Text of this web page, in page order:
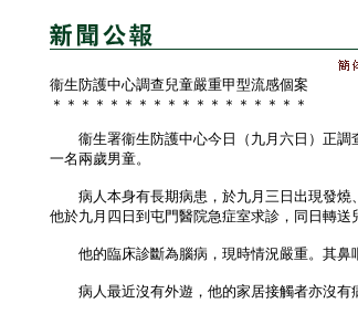
衞生防護中心調查兒童嚴重甲型流感個案
＊＊＊＊＊＊＊＊＊＊＊＊＊＊＊＊＊＊
衞生署衞生防護中心今日（九月六日）正調
一名兩歲男童。
病人本身有長期病患，於九月三日出現發燒
他於九月四日到屯門醫院急症室求診，同日轉送
他的臨床診斷為腦病，現時情況嚴重。其鼻
病人最近沒有外遊，他的家居接觸者亦沒有